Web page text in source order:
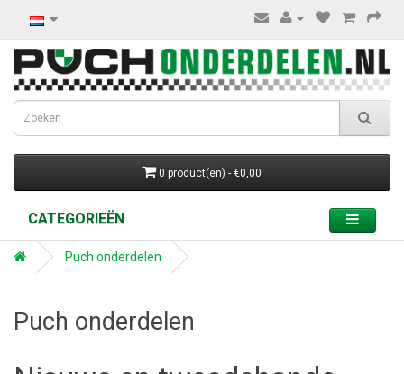
0 product(en) - €0,00
CATEGORIEËN
Puch onderdelen
Puch onderdelen